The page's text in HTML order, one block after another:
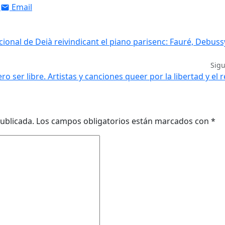
Email
de Deià reivindicant el piano parisenc: Fauré,
ser libre. Artistas y canciones queer por la libertad y el
Los campos obligatorios están marcados con *